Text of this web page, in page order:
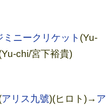
ミニークリケット (Yu-
chi/宮下裕貴)
アリス九號)(ヒロト)→ ア